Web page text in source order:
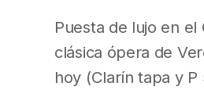
Puesta de lujo en el
clásica ópera de
hoy (Clarín tapa y P